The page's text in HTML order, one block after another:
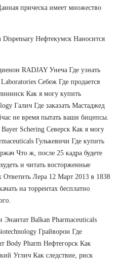
прическа имеет множество
Нефтекумск Наносится
RADJAY Унеча Где узнать
Себеж Где продается
Как я могу купить
Галич Где заказать Мастаджед
не время пытать ваши бицепсы.
Schering Северск Как я могу
Гулькевичи Где купить
Что ж, после 25 кадра будете
и читать восторженные
Ответить Лера 12 Март 2013 в 1838
на торрентах бесплатно
Энантат Balkan Pharmaceuticals
Грайворон Где
Body Pharm Нефтегорск Как
Углич Как следствие, риск